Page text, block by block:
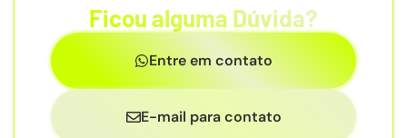
Ficou alguma Dúvida?
Entre em contato
E-mail para contato